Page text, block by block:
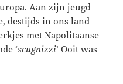
Aan zijn jeugd
destijds in ons land
met Napolitaanse
‘scugnizzi’ Ooit was